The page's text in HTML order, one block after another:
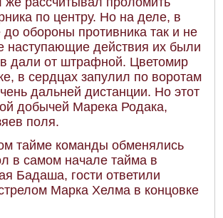
по центру. Но на деле, в
обороны противника так и не
наступающие действия их были
дали от штрафной. Цветомир
в сердцах запулил по воротам
дальней дистанции. Но этот
добычей Марека Родака,
поля.
тайме команды обменялись
в самом начале тайма в
Бадаша, гости ответили
Марка Хелма в концовке